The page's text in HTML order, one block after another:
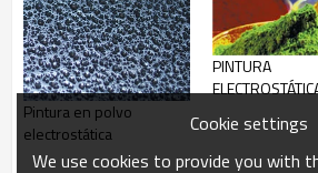
Pintura en polvo
electrostática
PINTURA
Cookie settings
We use cookies to provide you with